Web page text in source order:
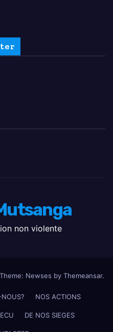
non violente
Theme: Newses by Themeansar.
NOS ACTIONS
DE NOS SIEGES